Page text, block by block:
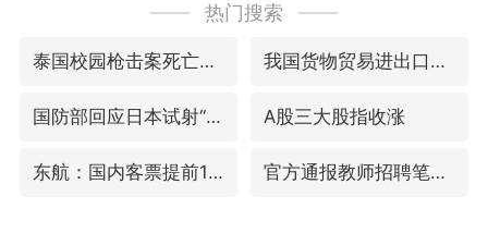
热门搜索
泰国校园枪击案死亡人数升至7人 我国货物贸易进出口超30万亿元
国防部回应日本试射“战斧”导弹 A股三大股指收涨
东航：国内客票提前14天免费退改 官方通报教师招聘笔试前13名被淘汰